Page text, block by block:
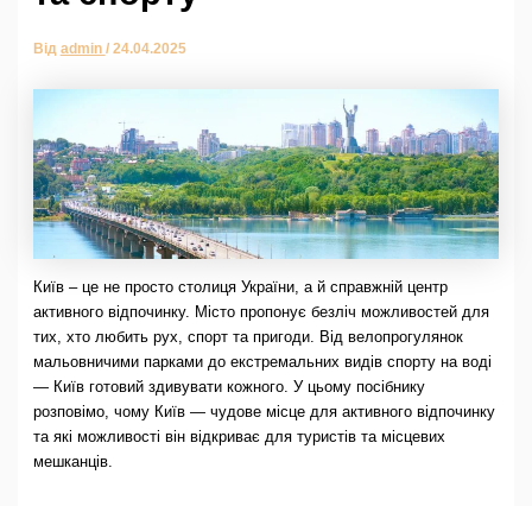
Від admin / 24.04.2025
Київ – це не просто столиця України, а й справжній центр
активного відпочинку. Місто пропонує безліч можливостей для
тих, хто любить рух, спорт та пригоди. Від велопрогулянок
мальовничими парками до екстремальних видів спорту на воді
— Київ готовий здивувати кожного. У цьому посібнику
розповімо, чому Київ — чудове місце для активного відпочинку
та які можливості він відкриває для туристів та місцевих
мешканців.